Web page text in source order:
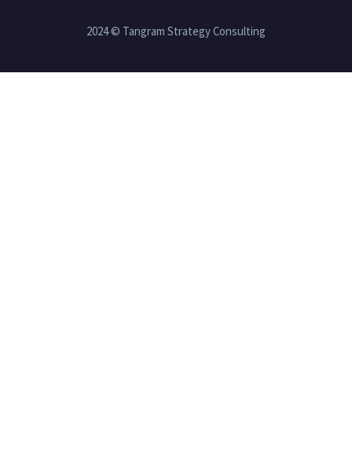
2024 © Tangram Strategy Consulting